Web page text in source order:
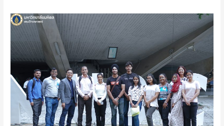
คณะ
ม.มหิดล
ศึกษา
งาน
ด้าน